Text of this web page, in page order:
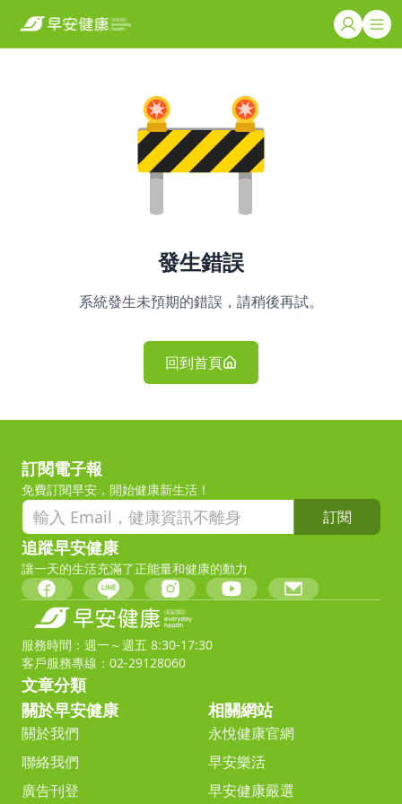
發生錯誤
系統發生未預期的錯誤，請稍後再試。
回到首頁
訂閱電子報
免費訂閱早安，開始健康新生活！
訂閱
追蹤早安健康
讓一天的生活充滿了正能量和健康的動力
服務時間：週一～週五 8:30-17:30
客戶服務專線：02-29128060
文章分類
關於早安健康
關於我們
聯絡我們
廣告刊登
相關網站
永悅健康官網
早安樂活
早安健康嚴選